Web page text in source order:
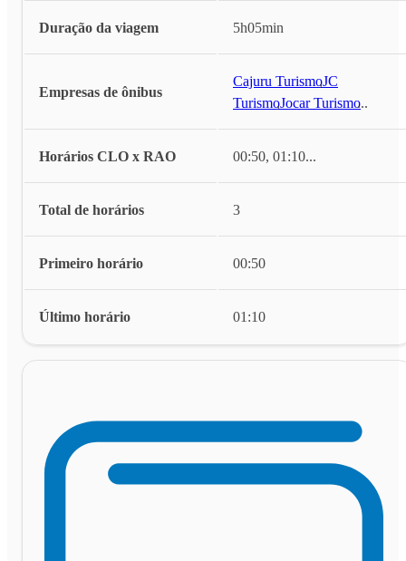
Duração da viagem 5h05min
Empresas de ônibus
Cajuru Turismo,JC
Turismo,Jocar Turismo...
Horários CLO x RAO 00:50, 01:10...
Total de horários 3
Primeiro horário 00:50
Último horário 01:10